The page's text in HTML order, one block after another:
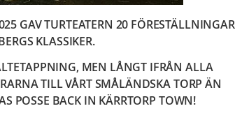
GAV TURTEATERN 20 FÖRESTÄLLNINGAR
KLASSIKER.
MEN LÅNGT IFRÅN ALLA
TILL VÅRT SMÅLÄNDSKA TORP ÄN
POSSE BACK IN KÄRRTORP TOWN!